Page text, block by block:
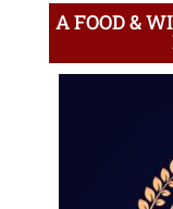
A FOOD &